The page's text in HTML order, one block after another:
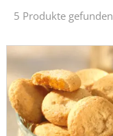
5 Produkte gefunden